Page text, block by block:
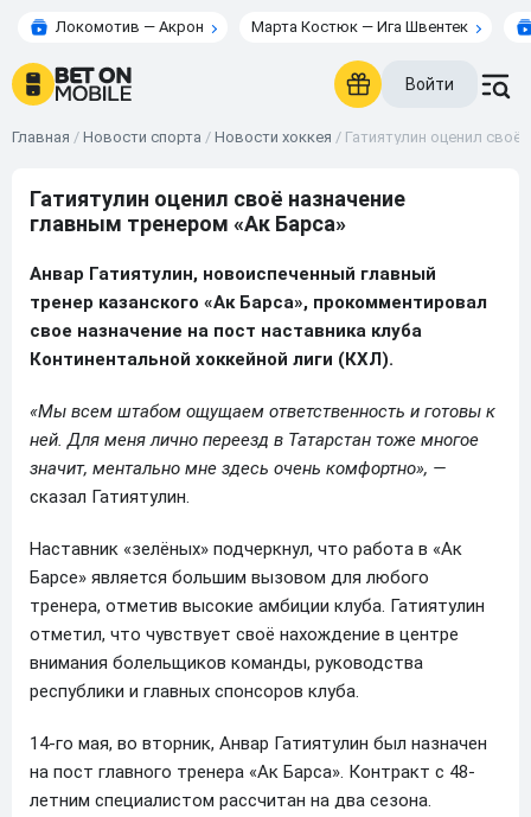
Локомотив — Акрон Марта Костюк — Ига Швентек
Войти
Главная / Новости спорта / Новости хоккея / Гатиятулин оценил
Гатиятулин оценил своё назначение
главным тренером «Ак Барса»
Анвар Гатиятулин, новоиспеченный главный
тренер казанского «Ак Барса», прокомментировал
свое назначение на пост наставника клуба
Континентальной хоккейной лиги (КХЛ).
«Мы всем штабом ощущаем ответственность и готовы к
ней. Для меня лично переезд в Татарстан тоже многое
значит, ментально мне здесь очень комфортно», —
сказал Гатиятулин.
Наставник «зелёных» подчеркнул, что работа в «Ак
Барсе» является большим вызовом для любого
тренера, отметив высокие амбиции клуба. Гатиятулин
отметил, что чувствует своё нахождение в центре
внимания болельщиков команды, руководства
республики и главных спонсоров клуба.
14-го мая, во вторник, Анвар Гатиятулин был назначен
на пост главного тренера «Ак Барса». Контракт с 48-
летним специалистом рассчитан на два сезона.